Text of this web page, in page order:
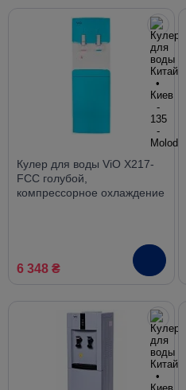
Кулер для воды ViO X217-
FCC голубой,
компрессорное охлаждение
6 348 ₴